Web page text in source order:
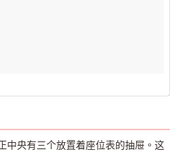
中央有三个放置着座位表的抽屉。这